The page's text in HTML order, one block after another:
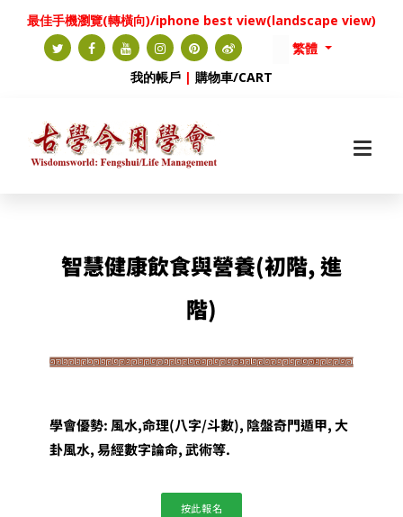
最佳手機瀏覽(轉橫向)/iphone best view(landscape view)
繁體
我的帳戶 | 購物車/CART
智慧健康飲食與營養(初階, 進
階)
學會優勢: 風水,命理(八字/斗數), 陰盤奇門遁甲, 大
卦風水, 易經數字論命, 武術等.
按此報名